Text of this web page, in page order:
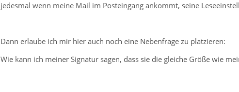
jedesmal wenn meine Mail im Posteingang ankommt, seine
Dann erlaube ich mir hier auch noch eine Nebenfrage zu platzieren:
Wie kann ich meiner Signatur sagen, dass sie die gleiche Größe wie